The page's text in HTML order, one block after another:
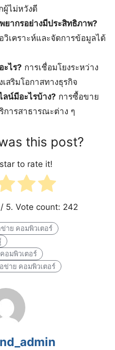
ผู้ไม่หวังดี
ยากรอย่างมีประสิทธิภาพ?
วิเคราะห์และจัดการข้อมูลได้
ะไร? การเชื่อมโยงระหว่าง
สริมโอกาสทางธุรกิจ
น์มีอะไรบ้าง? การซื้อขาย
ารสาธารณะต่าง ๆ
this post?
to rate it!
/ 5. Vote count: 242
าย คอมพิวเตอร์
อมพิวเตอร์
ข่าย คอมพิวเตอร์